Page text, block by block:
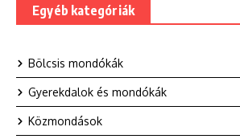
Egyéb kategóriák
Bölcsis mondókák
Gyerekdalok és mondókák
Közmondások